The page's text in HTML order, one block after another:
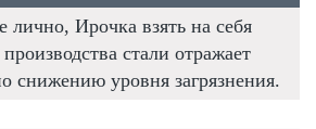
лично, Ирочка взять на себя
стали отражает
снижению уровня загрязнения.